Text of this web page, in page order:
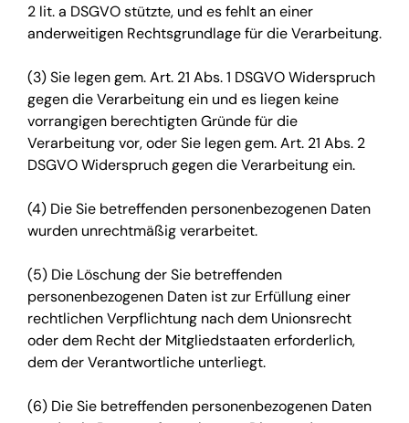
2 lit. a DSGVO stützte, und es fehlt an einer
anderweitigen Rechtsgrundlage für die Verarbeitung.
(3) Sie legen gem. Art. 21 Abs. 1 DSGVO Widerspruch
gegen die Verarbeitung ein und es liegen keine
vorrangigen berechtigten Gründe für die
Verarbeitung vor, oder Sie legen gem. Art. 21 Abs. 2
DSGVO Widerspruch gegen die Verarbeitung ein.
(4) Die Sie betreffenden personenbezogenen Daten
wurden unrechtmäßig verarbeitet.
(5) Die Löschung der Sie betreffenden
personenbezogenen Daten ist zur Erfüllung einer
rechtlichen Verpflichtung nach dem Unionsrecht
oder dem Recht der Mitgliedstaaten erforderlich,
dem der Verantwortliche unterliegt.
(6) Die Sie betreffenden personenbezogenen Daten